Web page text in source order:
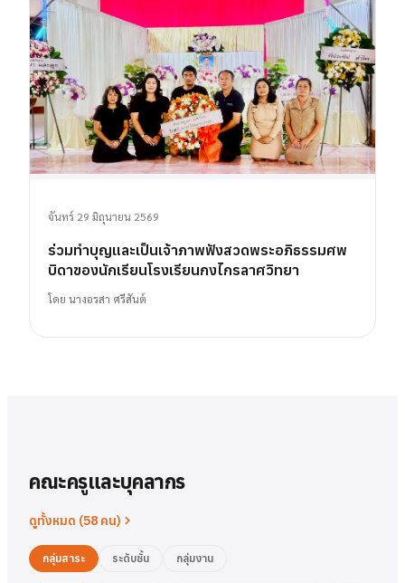
จันทร์ 29 มิถุนายน 2569
ร่วมทำบุญและเป็นเจ้าภาพฟังสวดพระอภิธรรมศพ
บิดาของนักเรียนโรงเรียนกงไกรลาศวิทยา
โดย นางอรสา ศรีสันต์
คณะครูและบุคลากร
ดูทั้งหมด (58 คน)
กลุ่มสาระ ระดับชั้น กลุ่มงาน